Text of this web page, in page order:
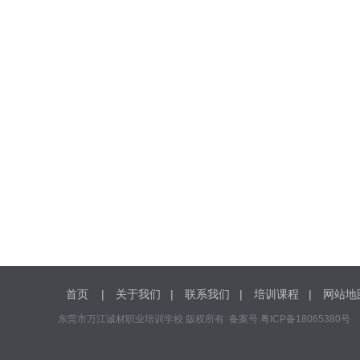
首页 | 关于我们 | 联系我们 | 培训课程 | 网站地
东莞市万江诚材职业培训学校 版权所有 备案号 粤ICP备18065380号